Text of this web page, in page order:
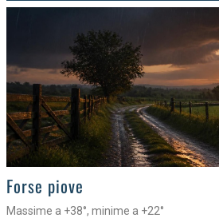
>
Forse piove
Massime a +38°, minime a +22°